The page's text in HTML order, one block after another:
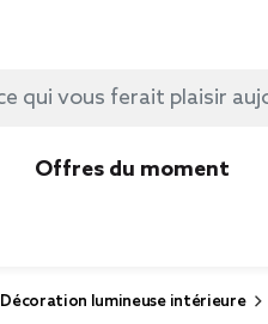
Offres du moment
Décoration lumineuse intérieure